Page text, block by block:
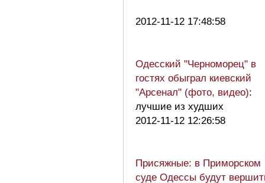
2012-11-12 17:48:58
Одесский "Черноморец" в
гостях обыграл киевский
"Арсенал" (фото, видео):
лучшие из худших
2012-11-12 12:26:58
Присяжные: в Приморском
суде Одессы будут